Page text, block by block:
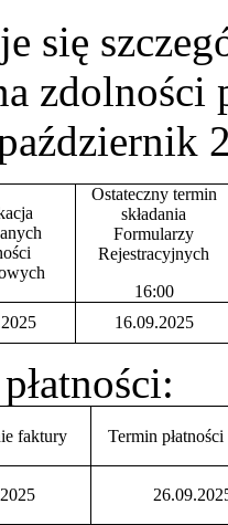
się
zdolności
Ostateczny termin
składania
Formularzy
Rejestracyjnych
16:00
16.09.2025
faktury Termin